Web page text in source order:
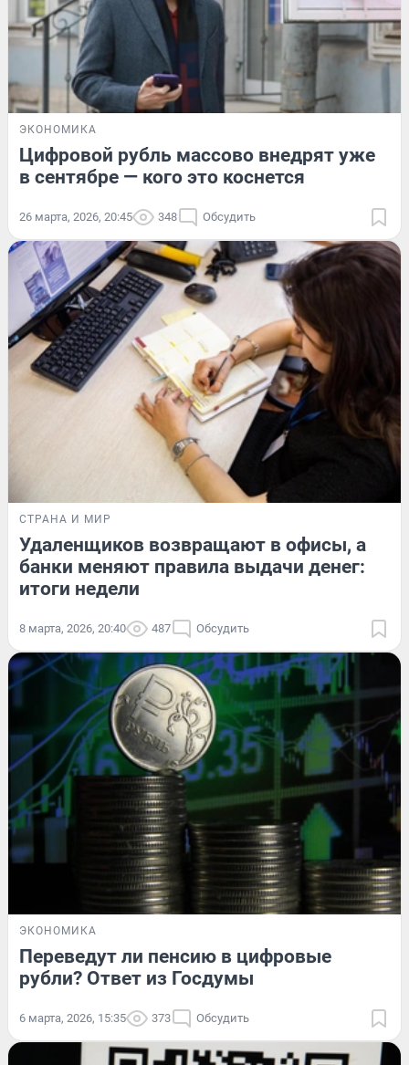
ЭКОНОМИКА
Цифровой рубль массово внедрят уже
в сентябре — кого это коснется
26 марта, 2026, 20:45 348 Обсудить
СТРАНА И МИР
Удаленщиков возвращают в офисы, а
банки меняют правила выдачи денег:
итоги недели
8 марта, 2026, 20:40 487 Обсудить
ЭКОНОМИКА
Переведут ли пенсию в цифровые
рубли? Ответ из Госдумы
6 марта, 2026, 15:35 373 Обсудить